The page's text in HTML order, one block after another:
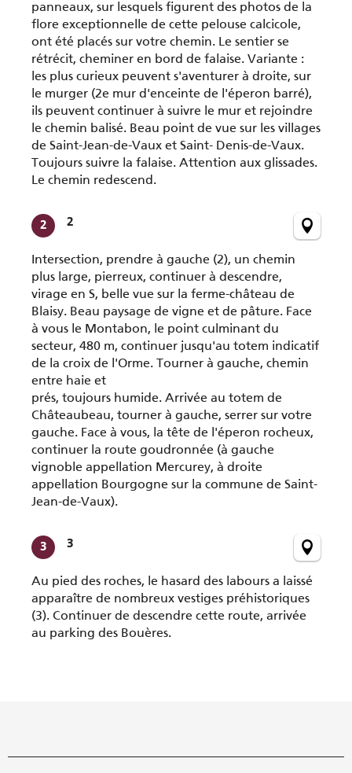
panneaux, sur lesquels figurent des photos de la
flore exceptionnelle de cette pelouse calcicole,
ont été placés sur votre chemin. Le sentier se
rétrécit, cheminer en bord de falaise. Variante :
les plus curieux peuvent s'aventurer à droite, sur
le murger (2e mur d'enceinte de l'éperon barré),
ils peuvent continuer à suivre le mur et rejoindre
le chemin balisé. Beau point de vue sur les villages
de Saint-Jean-de-Vaux et Saint- Denis-de-Vaux.
Toujours suivre la falaise. Attention aux glissades.
Le chemin redescend.
2 2
Intersection, prendre à gauche (2), un chemin
plus large, pierreux, continuer à descendre,
virage en S, belle vue sur la ferme-château de
Blaisy. Beau paysage de vigne et de pâture. Face
à vous le Montabon, le point culminant du
secteur, 480 m, continuer jusqu'au totem indicatif
de la croix de l'Orme. Tourner à gauche, chemin
entre haie et
prés, toujours humide. Arrivée au totem de
Châteaubeau, tourner à gauche, serrer sur votre
gauche. Face à vous, la tête de l'éperon rocheux,
continuer la route goudronnée (à gauche
vignoble appellation Mercurey, à droite
appellation Bourgogne sur la commune de Saint-
Jean-de-Vaux).
3 3
Au pied des roches, le hasard des labours a laissé
apparaître de nombreux vestiges préhistoriques
(3). Continuer de descendre cette route, arrivée
au parking des Bouères.